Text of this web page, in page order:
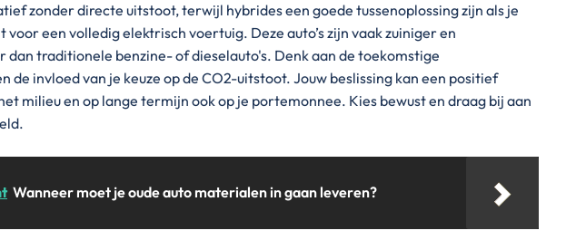
zonder directe uitstoot, terwijl hybrides een goede tussenoplossing zijn als je
voor een volledig elektrisch voertuig. Deze auto’s zijn vaak zuiniger en
dan traditionele benzine- of dieselauto's. Denk aan de toekomstige
de invloed van je keuze op de CO2-uitstoot. Jouw beslissing kan een positief
milieu en op lange termijn ook op je portemonnee. Kies bewust en draag bij aan
Wanneer moet je oude auto materialen in gaan leveren?